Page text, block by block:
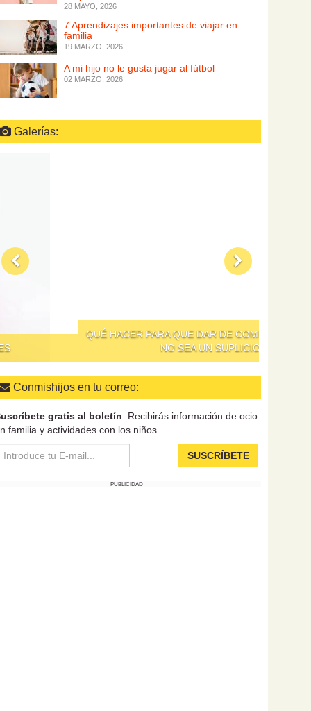
28 MAYO, 2026
7 Aprendizajes importantes de viajar en
familia
19 MARZO, 2026
A mi hijo no le gusta jugar al fútbol
02 MARZO, 2026
Galerías:
QUÉ HACER PARA QUE DAR DE COMER A LOS NIÑOS
NO SEA UN SUPLICIO
Conmishijos en tu correo:
gratis al boletín . Recibirás información de ocio
familia y actividades con los niños.
SUSCRÍBETE
PUBLICIDAD